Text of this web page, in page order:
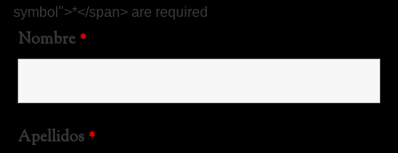
symbol">*</span> are required
Nombre*
Apellidos*